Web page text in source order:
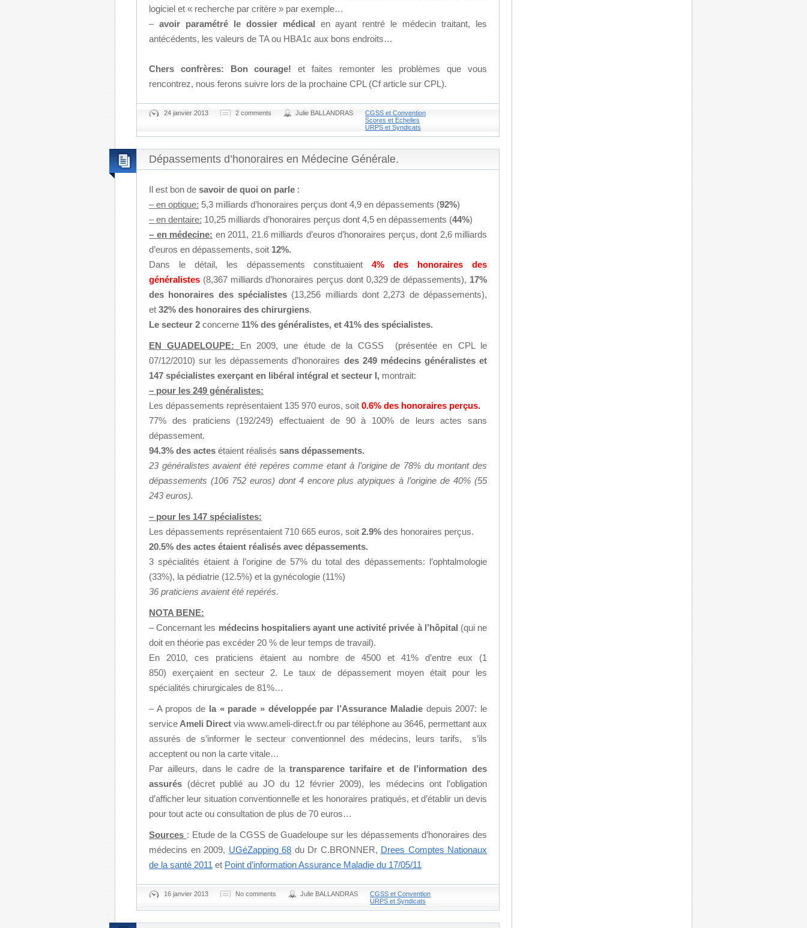
logiciel et « recherche par critère » par exemple…
– avoir paramétré le dossier médical en ayant rentré le médecin traitant, les
antécédents, les valeurs de TA ou HBA1c aux bons endroits…
Chers confrères: Bon courage! et faites remonter les problèmes que vous
rencontrez, nous ferons suivre lors de la prochaine CPL (Cf article sur CPL).
24 janvier 2013 2 comments Julie BALLANDRAS
CGSS et Convention
Scores et Echelles
URPS et Syndicats
Dépassements d’honoraires en Médecine Générale.
Il est bon de savoir de quoi on parle :
– en optique: 5,3 milliards d’honoraires perçus dont 4,9 en dépassements (92%)
– en dentaire: 10,25 milliards d’honoraires perçus dont 4,5 en dépassements (44%)
– en médecine: en 2011, 21.6 milliards d’euros d’honoraires perçus, dont 2,6 milliards
d’euros en dépassements, soit 12%.
Dans le détail,
les dépassements constituaient4% des honoraires des
généralistes (8,367 milliards d’honoraires perçus dont 0,329 de dépassements), 17%
des honoraires des spécialistes (13,256 milliards dont 2,273 de dépassements),
et 32% des honoraires des chirurgiens.
Le secteur 2 concerne 11% des généralistes, et 41% des spécialistes.
EN GUADELOUPE:
En 2009, une étude de la CGSS (présentée en CPL le
07/12/2010) sur les dépassements d’honoraires des 249 médecins généralistes et
147 spécialistes exerçant en libéral intégral et secteur I, montrait:
– pour les 249 généralistes:
Les dépassements représentaient 135 970 euros, soit 0.6% des honoraires perçus.
77% des praticiens (192/249) effectuaient de 90 à 100% de leurs actes sans
dépassement.
94.3% des actes étaient réalisés sans dépassements.
23 généralistes avaient été repéres comme etant à l’origine de 78% du montant des
dépassements (106 752 euros) dont 4 encore plus atypiques à l’origine de 40% (55
243 euros).
– pour les 147 spécialistes:
Les dépassements représentaient 710 665 euros, soit 2.9% des honoraires perçus.
20.5% des actes étaient réalisés avec dépassements.
3 spécialités étaient à l’origine de 57% du total des dépassements: l’ophtalmologie
(33%), la pédiatrie (12.5%) et la gynécologie (11%)
36 praticiens avaient été repérés.
NOTA BENE:
– Concernant les médecins hospitaliers ayant une activité privée à l’hôpital (qui ne
doit en théorie pas excéder 20 % de leur temps de travail).
En 2010, ces praticiens étaient au nombre de 4500 et 41% d’entre eux (1
850) exerçaient en secteur 2. Le taux de dépassement moyen était pour les
spécialités chirurgicales de 81%…
– A propos de la « parade » développée par l’Assurance Maladiedepuis 2007: le
service Ameli Direct via www.ameli-direct.fr ou par téléphone au 3646, permettant aux
assurés de s’informer le secteur conventionnel des médecins, leurs tarifs, s’ils
acceptent ou non la carte vitale…
Par ailleurs, dans le cadre de latransparence tarifaire et de l’information des
assurés (décret publié au JO du 12 février 2009), les médecins ont l’obligation
d’afficher leur situation conventionnelle et les honoraires pratiqués, et d’établir un devis
pour tout acte ou consultation de plus de 70 euros…
Sources : Etude de la CGSS de Guadeloupe sur les dépassements d’honoraires des
médecins en 2009, UGéZapping 68 du Dr C.BRONNER, Drees Comptes Nationaux
de la santé 2011 et Point d’information Assurance Maladie du 17/05/11
16 janvier 2013 No comments Julie BALLANDRAS
CGSS et Convention
URPS et Syndicats